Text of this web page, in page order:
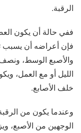
الرقبة.
ففي حالة أن يكون
فإن أعراضه أن يسبب
والأصبع الوسط،
الليل أو مع العمل،
خلف الأصابع.
وعندما يكون من
الوجهين من الأصبع،